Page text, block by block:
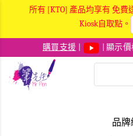
所有 [KTO] 產品均享有 免費
Kiosk自取點。
購買支援 | 顯示
品